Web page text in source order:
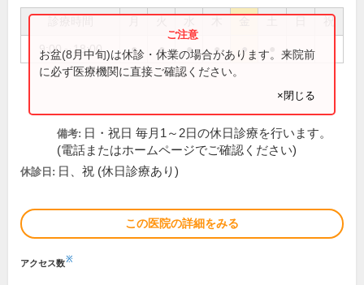
祝
9:00～18:00 ● ● ● ● ●
お盆(8月中旬)は休診・休業の場合があります。来院前
に必ず医療機関に直接ご確認ください。
×閉じる
備考: 日・祝日 毎月1～2日の休日診療を行います。
(電話またはホームページでご確認ください)
休診日: 日、祝 (休日診療あり)
この医院の詳細をみる
アクセス数※